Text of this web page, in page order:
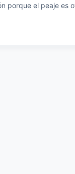
porque el peaje es